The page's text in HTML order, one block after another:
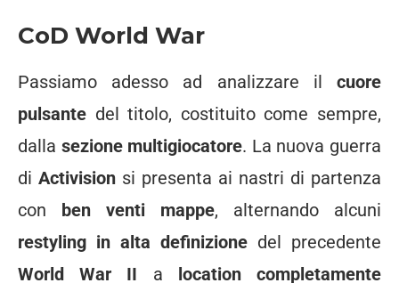
CoD World War
Passiamo adesso ad analizzare il cuore
pulsante del titolo, costituito come sempre,
dalla sezione multigiocatore. La nuova guerra
di Activision si presenta ai nastri di partenza
con ben venti mappe, alternando alcuni
restyling in alta definizione del precedente
World War II a location completamente